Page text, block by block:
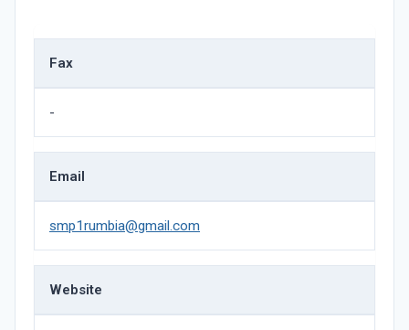
Fax
-
Email
smp1rumbia@gmail.com
Website